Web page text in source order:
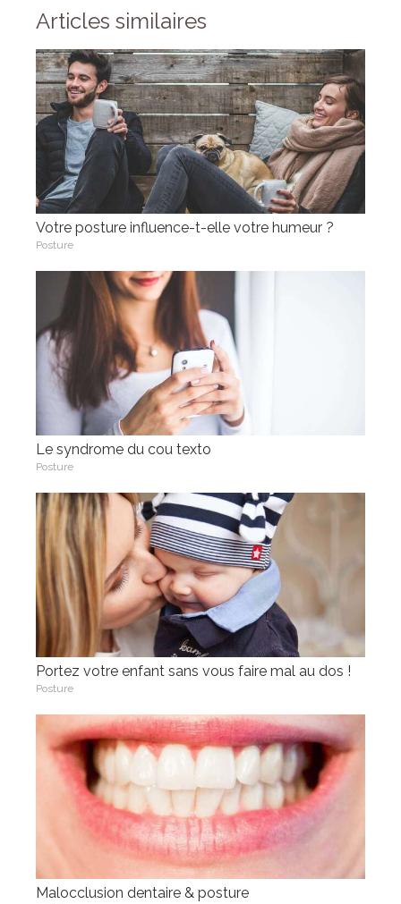
Articles similaires
Votre posture influence-t-elle votre humeur ?
Posture
Le syndrome du cou texto
Posture
Portez votre enfant sans vous faire mal au dos !
Posture
Malocclusion dentaire & posture